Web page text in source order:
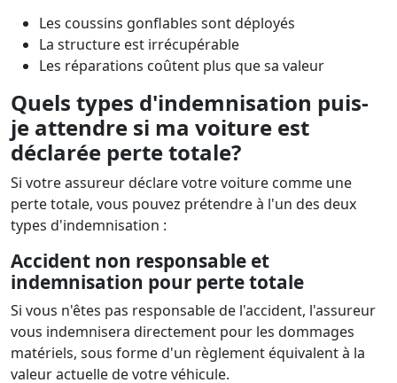
Les coussins gonflables sont déployés
La structure est irrécupérable
Les réparations coûtent plus que sa valeur
Quels types d'indemnisation puis-
je attendre si ma voiture est
déclarée perte totale?
Si votre assureur déclare votre voiture comme une
perte totale, vous pouvez prétendre à l'un des deux
types d'indemnisation :
Accident non responsable et
indemnisation pour perte totale
Si vous n'êtes pas responsable de l'accident, l'assureur
vous indemnisera directement pour les dommages
matériels, sous forme d'un règlement équivalent à la
valeur actuelle de votre véhicule.